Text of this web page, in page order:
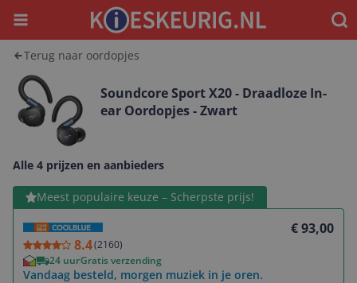
Menu
Terug naar oordopjes
Soundcore Sport X20 - Draadloze In-
ear Oordopjes - Zwart
Alle 4 prijzen en aanbieders
Meest populaire keuze – Scherpste prijs!
8.4(2160)
€ 93,00
24 uurGratis verzending
Vandaag besteld, morgen muziek in je oren.
Bekijk product